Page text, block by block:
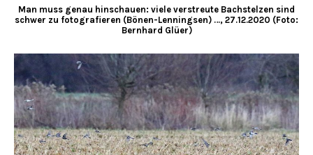
Man muss genau hinschauen: viele verstreute Bachstelzen sind
schwer zu fotografieren (Bönen-Lenningsen) …, 27.12.2020 (Foto:
Bernhard Glüer)